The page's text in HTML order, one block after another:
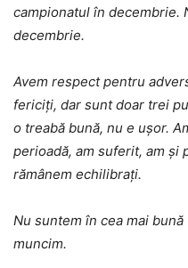
campionatul în decembrie.
decembrie.
Avem respect pentru
fericiți, dar sunt doar trei
o treabă bună, nu e ușor.
perioadă, am suferit, am și
rămânem echilibrați.
Nu suntem în cea mai
muncim.